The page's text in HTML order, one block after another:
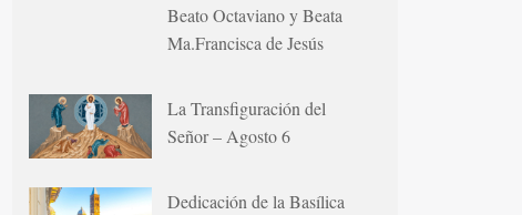
Beato Octaviano y Beata
Ma.Francisca de Jesús
La Transfiguración del
Señor – Agosto 6
Dedicación de la Basílica